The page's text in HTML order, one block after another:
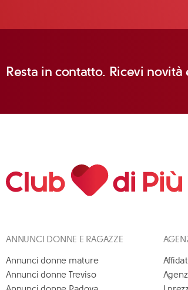
Resta in contatto. Ricevi
ANNUNCI DONNE E RAGAZZE
Annunci donne mature
Annunci donne Treviso